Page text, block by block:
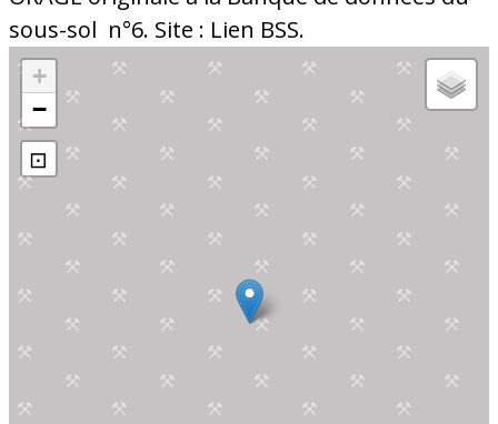
sous-sol n°6. Site : Lien BSS.
+
−
⊡